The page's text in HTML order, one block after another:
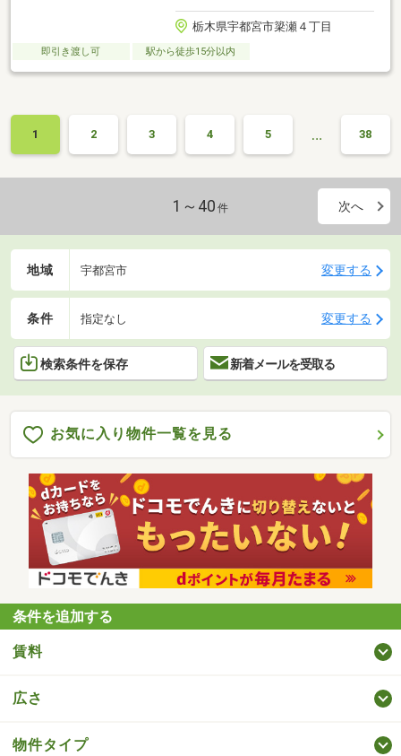
栃木県宇都宮市簗瀬４丁目
即引き渡し可 駅から徒歩15分以内
1 2 3 4 5 … 38
1～40 件 次へ
地域 宇都宮市 変更する
条件 指定なし 変更する
検索条件を保存 新着メールを受取る
お気に入り物件一覧を見る
条件を追加する
賃料
広さ
物件タイプ